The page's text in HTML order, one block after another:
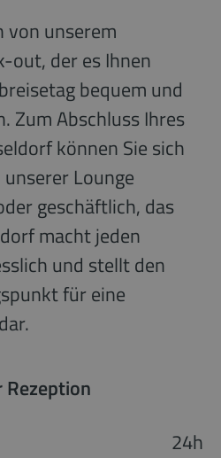
von unserem
out, der es Ihnen
bequem und
Zum Abschluss Ihres
können Sie sich
Lounge
geschäftlich, das
macht jeden
und stellt den
für eine
24h